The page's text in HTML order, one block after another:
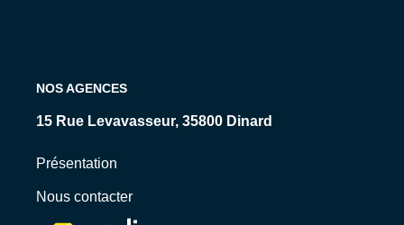
NOS AGENCES
15 Rue Levavasseur, 35800 Dinard
Présentation
Nous contacter